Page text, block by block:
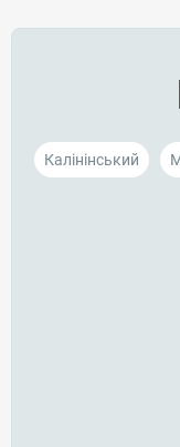
Калінінський